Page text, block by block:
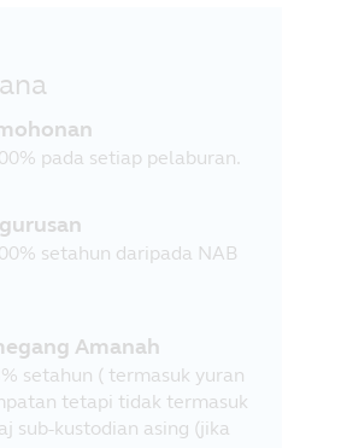
pada setiap pelaburan.
setahun daripada NAB
Amanah
setahun ( termasuk yuran
tetapi tidak termasuk
sub-kustodian asing (jika